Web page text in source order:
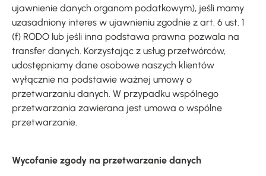
ujawnienie danych organom podatkowym), jeśli mamy
uzasadniony interes w ujawnieniu zgodnie z art. 6 ust. 1
(f) RODO lub jeśli inna podstawa prawna pozwala na
transfer danych. Korzystając z usług przetwórców,
udostępniamy dane osobowe naszych klientów
wyłącznie na podstawie ważnej umowy o
przetwarzaniu danych. W przypadku wspólnego
przetwarzania zawierana jest umowa o wspólne
przetwarzanie.
Wycofanie zgody na przetwarzanie danych